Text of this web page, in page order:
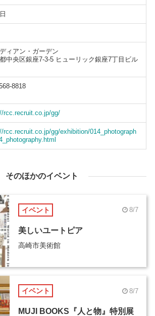
ィアン・ガーデン
中央区銀座7-3-5 ヒューリック銀座7丁目ビル
8818
rcc.recruit.co.jp/gg/
rcc.recruit.co.jp/gg/exhibition/014_photograph
そのほかのイベント
イベント 8/7
美しいユートピア
高崎市美術館
イベント 8/7
MUJI BOOKS『人と物』特別展